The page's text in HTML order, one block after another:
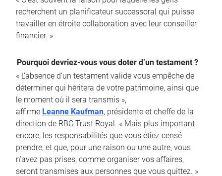
recherchent un planificateur successoral qui puisse
travailler en étroite collaboration avec leur conseiller
financier. »
Pourquoi devriez-vous vous doter d’un testament ?
« L’absence d’un testament valide vous empêche de
déterminer qui héritera de votre patrimoine, ainsi que
le moment où il sera transmis »,
affirme Leanne Kaufman, présidente et cheffe de la
direction de RBC Trust Royal. « Mais plus important
encore, les responsabilités que vous étiez censé
prendre, et que, pour une raison ou une autre, vous
n’avez pas prises, comme organiser vos affaires,
seront transmises aux personnes que vous quittez. »